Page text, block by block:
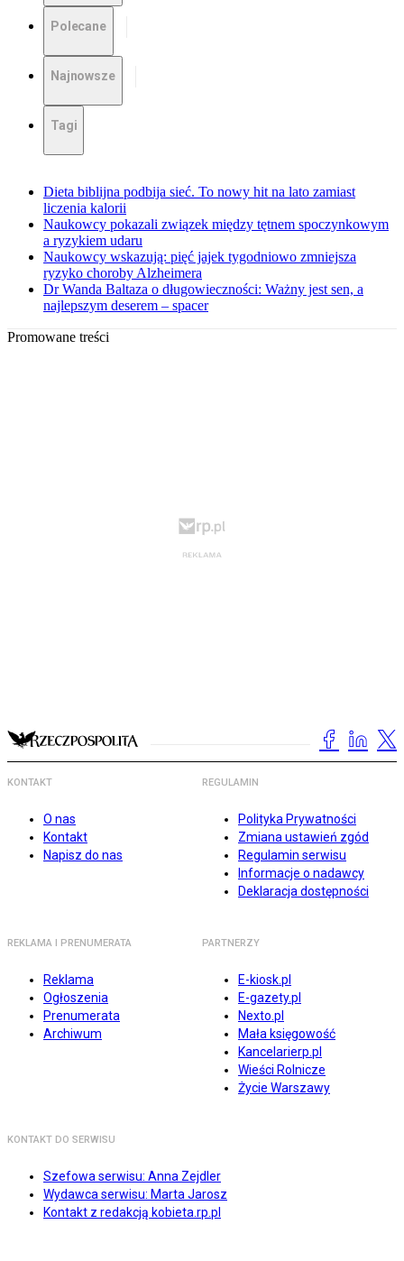
Polecane
Najnowsze
Tagi
Dieta biblijna podbija sieć. To nowy hit na lato zamiast
liczenia kalorii
Naukowcy pokazali związek między tętnem spoczynkowym
a ryzykiem udaru
Naukowcy wskazują: pięć jajek tygodniowo zmniejsza
ryzyko choroby Alzheimera
Dr Wanda Baltaza o długowieczności: Ważny jest sen, a
najlepszym deserem – spacer
Promowane treści
KONTAKT
O nas
Kontakt
Napisz do nas
REGULAMIN
Polityka Prywatności
Zmiana ustawień zgód
Regulamin serwisu
Informacje o nadawcy
Deklaracja dostępności
REKLAMA I PRENUMERATA
Reklama
Ogłoszenia
Prenumerata
Archiwum
PARTNERZY
E-kiosk.pl
E-gazety.pl
Nexto.pl
Mała księgowość
Kancelarierp.pl
Wieści Rolnicze
Życie Warszawy
KONTAKT DO SERWISU
Szefowa serwisu: Anna Zejdler
Wydawca serwisu: Marta Jarosz
Kontakt z redakcją kobieta.rp.pl